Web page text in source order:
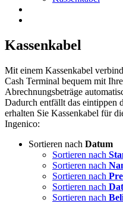
Kassenkabel
Mit einem Kassenkabel
Cash Terminal bequem mit
Abrechnungsbeträge
Dadurch entfällt das eintippen
erhalten Sie Kassenkabel für
Ingenico:
Sortieren nach Datum
Sortieren nach
Sortieren nach
Sortieren nach
Sortieren nach
Sortieren nach